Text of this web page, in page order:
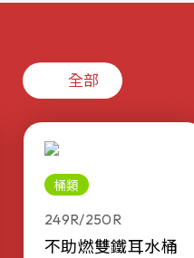
全部
桶類
249R/250R
不助燃雙鐵耳水桶